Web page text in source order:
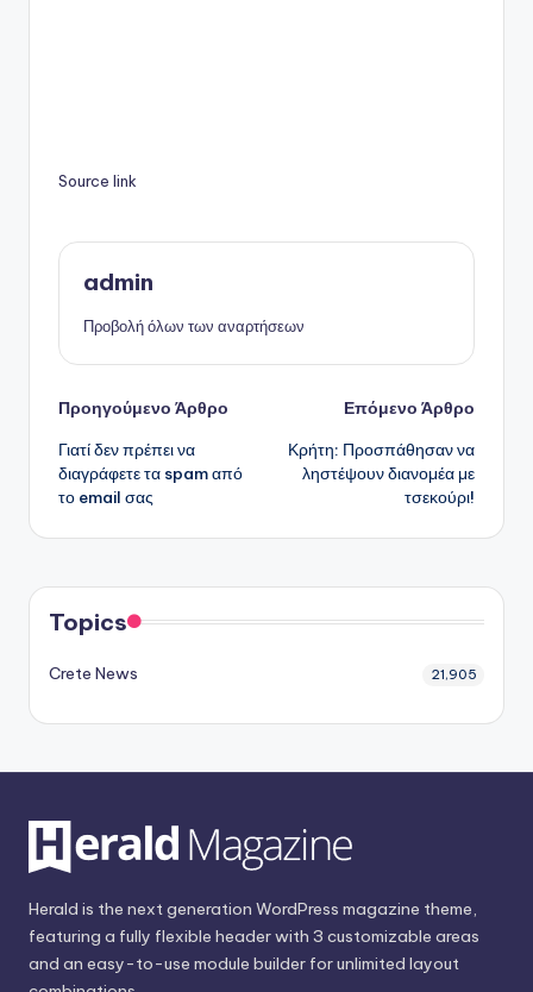
Source link
admin
Προβολή όλων των αναρτήσεων
Πλοήγηση
δημοσιεύσεων
Προηγούμενο Άρθρο
Γιατί δεν πρέπει να
διαγράφετε τα spam από
το email σας
Επόμενο Άρθρο
Κρήτη: Προσπάθησαν να
ληστέψουν διανομέα με
τσεκούρι!
Topics
Crete News 21,905
Herald is the next generation WordPress magazine theme,
featuring a fully flexible header with 3 customizable areas
and an easy-to-use module builder for unlimited layout